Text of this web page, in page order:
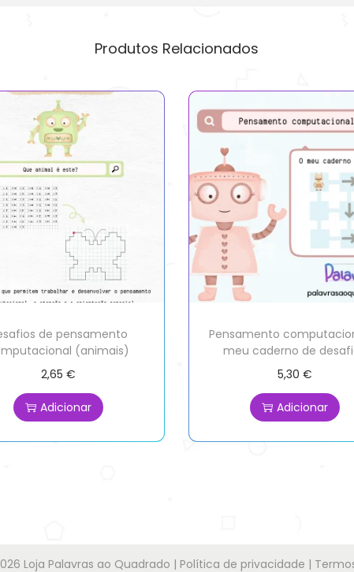
Produtos Relacionados
de pensamento
(animais)
2,65 €
Adicionar
Pensamento
meu caderno de
5,30 €
Adicionar
Loja Palavras ao Quadrado | Política de privacidade |